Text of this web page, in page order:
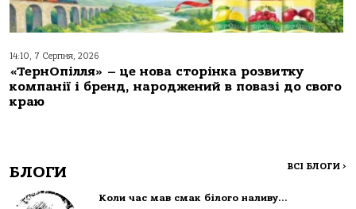
14:10, 7 Серпня, 2026
«ТернОпілля» – це нова сторінка розвитку
компанії і бренд, народжений в повазі до свого
краю
БЛОГИ ВСІ БЛОГИ >
Коли час мав смак білого наливу…